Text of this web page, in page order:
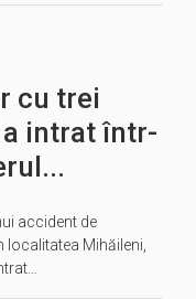
cu trei
intrat într-
accident de
localitatea Mihăileni,